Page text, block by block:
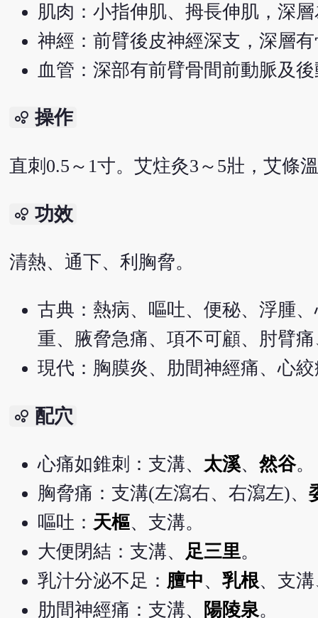
肌肉：小指伸肌、拇長伸肌，深
神經：前臂後皮神經深支，深層
血管：深部有前臂骨間前動脈及
bubble_chart 操作
直刺0.5～1寸。艾炷灸3～5壯，艾條
bubble_chart 功效
清熱、通下、利胸脅。
古典：熱病、嘔吐、便秘、浮腫
重、腋脅急痛、項不可顧、肘臂
現代：胸膜炎、肋間神經痛、心
bubble_chart 配穴
心痛如錐刺：支溝、 太溪、 然谷。
胸脅痛：支溝(左瀉右、右瀉左)、
嘔吐： 天樞、支溝。
大便閉結：支溝、 足三里。
乳汁分泌不足： 膻中、 乳根、支
肋間神經痛：支溝、
陽陵泉。